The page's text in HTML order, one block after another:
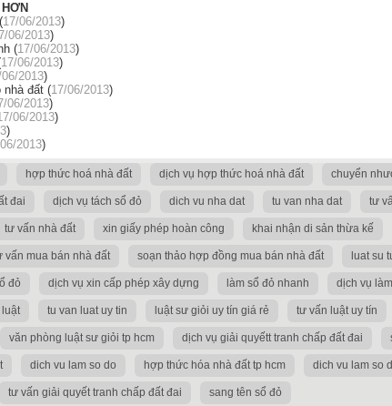
17/06/2013)
06/2013)
(17/06/2013)
17/06/2013)
06/2013)
nhà đất (17/06/2013)
06/2013)
06/2013)
)
2013)
hợp thức hoá nhà đất dịch vụ hợp thức hoá nhà đất chuyển
đai dịch vụ tách sổ đỏ dich vu nha dat tu van nha dat tư
tư vấn nhà đất xin giấy phép hoàn công khai nhận di sản thừa kế
vấn mua bán nhà đất soạn thảo hợp đồng mua bán nhà đất luat su
đỏ dịch vụ xin cấp phép xây dựng làm sổ đỏ nhanh dịch vụ
tu van luat uy tin luật sư giỏi uy tín giá rẻ tư vấn luật uy tín
văn phòng luật sư giỏi tp hcm dịch vụ giải quyếtt tranh chấp đất đai
dich vu lam so do hợp thức hóa nhà đất tp hcm dich vu lam so
tư vấn giải quyết tranh chấp đất đai sang tên sổ đỏ